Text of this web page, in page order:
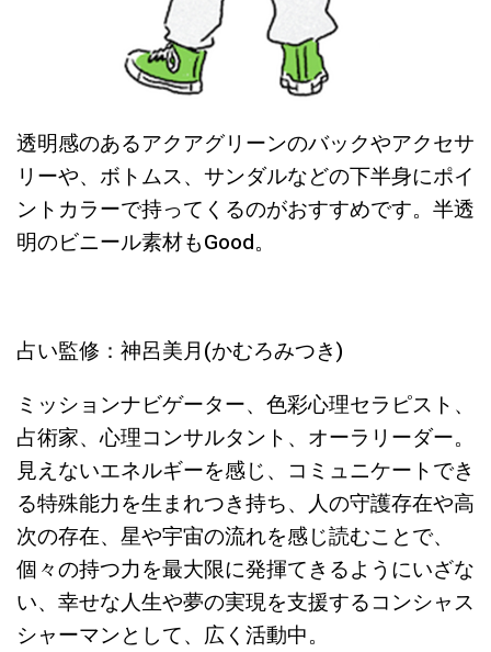
透明感のあるアクアグリーンのバックやアクセサ
リーや、ボトムス、サンダルなどの下半身にポイ
ントカラーで持ってくるのがおすすめです。半透
明のビニール素材もGood。
占い監修：神呂美月(かむろみつき)
ミッションナビゲーター、色彩心理セラピスト、
占術家、心理コンサルタント、オーラリーダー。
見えないエネルギーを感じ、コミュニケートでき
る特殊能力を生まれつき持ち、人の守護存在や高
次の存在、星や宇宙の流れを感じ読むことで、
個々の持つ力を最大限に発揮てきるようにいざな
い、幸せな人生や夢の実現を支援するコンシャス
シャーマンとして、広く活動中。